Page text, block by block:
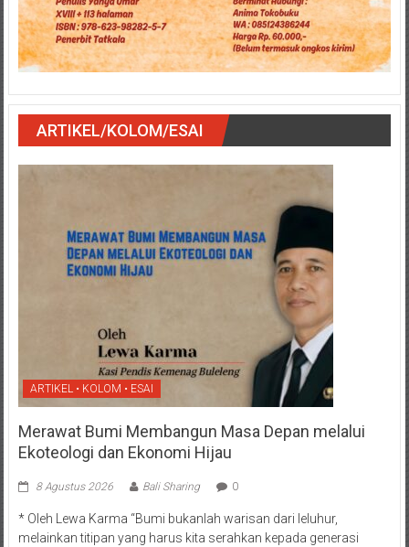
ARTIKEL/KOLOM/ESAI
ARTIKEL • KOLOM • ESAI
Merawat Bumi Membangun Masa Depan melalui
Ekoteologi dan Ekonomi Hijau
8 Agustus 2026 Bali Sharing 0
* Oleh Lewa Karma “Bumi bukanlah warisan dari leluhur,
melainkan titipan yang harus kita serahkan kepada generasi